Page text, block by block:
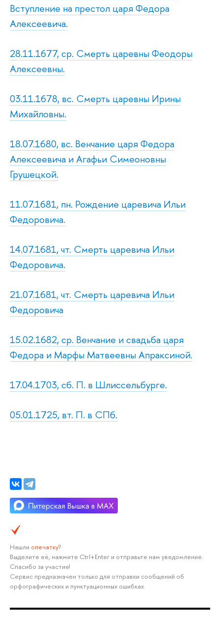
Вступление на престол царя Федора
Алексеевича.
28.11.1677, ср. Смерть царевны Феодоры
Алексеевны.
03.11.1678, вс. Смерть царевны Ирины
Михайловны.
18.07.1680, вс. Венчание царя Федора
Алексеевича и Агафьи Симеоновны
Грушецкой.
11.07.1681, пн. Рождение царевича Ильи
Федоровича.
14.07.1681, чт. Смерть царевича Ильи
Федоровича.
21.07.1681, чт. Смерть царевича Ильи
Федоровича
15.02.1682, ср. Венчание и свадьба царя
Федора и Марфы Матвеевны Апраксиной.
17.04.1703, сб. П. в Шлиссельбурге.
05.01.1725, вт. П. в СПб.
Нашли опечатку?
Выделите её, нажмите Ctrl+Enter и отправьте нам уведомление.
Спасибо за участие!
Сервис предназначен только для отправки сообщений об
орфографических и пунктуационных ошибках.